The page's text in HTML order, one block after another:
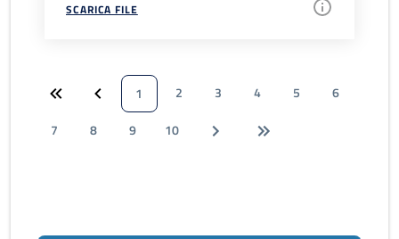
SCARICA FILE
1 2 3 4 5
6
7
8 9 10